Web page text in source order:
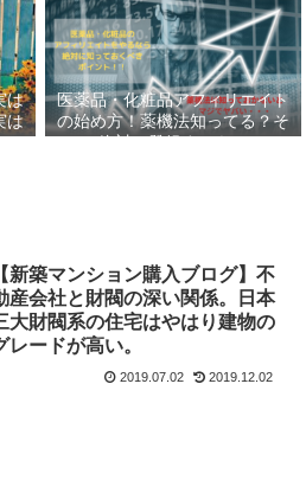
は
は
医薬品・化粧品アフィリエイト
の始め方！薬機法知ってる？そ
して絶対に登録すべきASP６
【新築マンション購入ブログ】不
産会社と財閥の深い関係。日本
大財閥系の住宅はやはり建物の
レードが高い。
2019.07.02 2019.12.02